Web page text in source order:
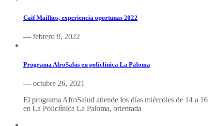
Caif Mailhos, experiencia oportunas 2022
— febrero 9, 2022
Programa AfroSalus en policlínica La Paloma
— octubre 26, 2021
El programa AfroSalud atiende los días miércoles de 14 a 16
en La Policlínica La Paloma, orientada